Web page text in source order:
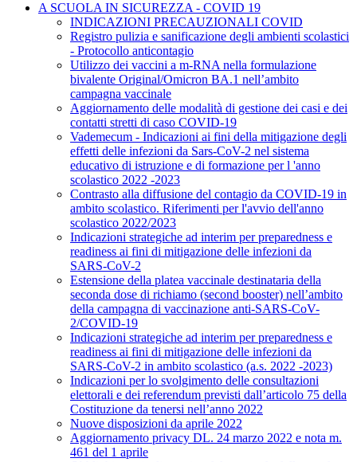
A SCUOLA IN SICUREZZA - COVID 19
INDICAZIONI PRECAUZIONALI COVID
Registro pulizia e sanificazione degli ambienti scolastici
- Protocollo anticontagio
Utilizzo dei vaccini a m-RNA nella formulazione
bivalente Original/Omicron BA.1 nell’ambito
campagna vaccinale
Aggiornamento delle modalità di gestione dei casi e dei
contatti stretti di caso COVID-19
Vademecum - Indicazioni ai fini della mitigazione degli
effetti delle infezioni da Sars-CoV-2 nel sistema
educativo di istruzione e di formazione per l 'anno
scolastico 2022 -2023
Contrasto alla diffusione del contagio da COVID-19 in
ambito scolastico. Riferimenti per l'avvio dell'anno
scolastico 2022/2023
Indicazioni strategiche ad interim per preparedness e
readiness ai fini di mitigazione delle infezioni da
SARS-CoV-2
Estensione della platea vaccinale destinataria della
seconda dose di richiamo (second booster) nell’ambito
della campagna di vaccinazione anti-SARS-CoV-
2/COVID-19
Indicazioni strategiche ad interim per preparedness e
readiness ai fini di mitigazione delle infezioni da
SARS-CoV-2 in ambito scolastico (a.s. 2022 -2023)
Indicazioni per lo svolgimento delle consultazioni
elettorali e dei referendum previsti dall’articolo 75 della
Costituzione da tenersi nell’anno 2022
Nuove disposizioni da aprile 2022
Aggiornamento privacy DL. 24 marzo 2022 e nota m.
461 del 1 aprile